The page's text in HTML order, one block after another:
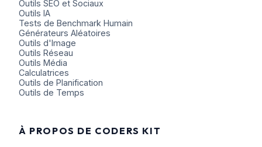
Outils SEO et Sociaux
Outils IA
Tests de Benchmark Humain
Générateurs Aléatoires
Outils d'Image
Outils Réseau
Outils Média
Calculatrices
Outils de Planification
Outils de Temps
À PROPOS DE CODERS KIT